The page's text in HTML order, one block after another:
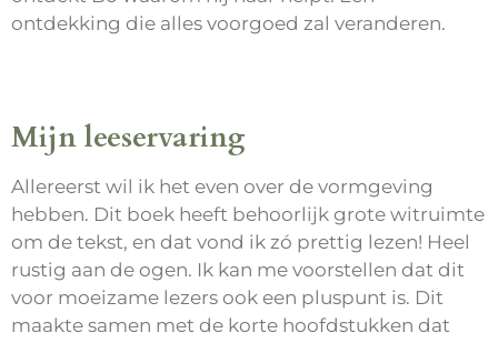
ontdekking die alles voorgoed zal veranderen.
Mijn leeservaring
Allereerst wil ik het even over de vormgeving
hebben. Dit boek heeft behoorlijk grote witruimte
om de tekst, en dat vond ik zó prettig lezen! Heel
rustig aan de ogen. Ik kan me voorstellen dat dit
voor moeizame lezers ook een pluspunt is. Dit
maakte samen met de korte hoofdstukken dat